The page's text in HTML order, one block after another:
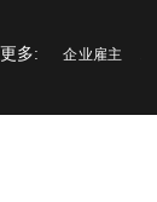
更多: 企业雇主